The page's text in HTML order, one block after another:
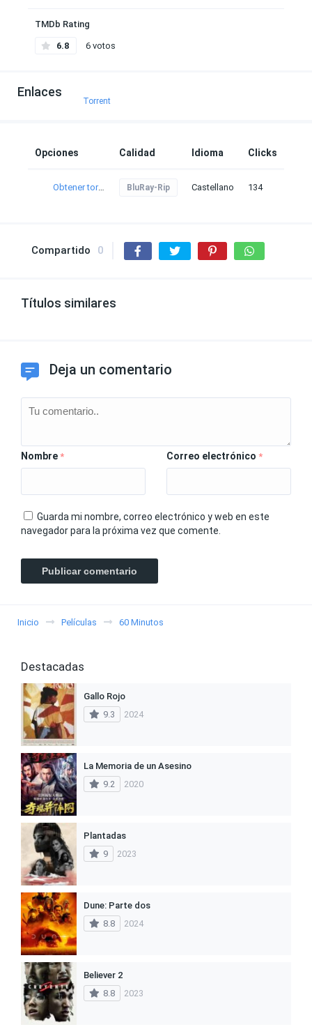
TMDb Rating
6.8 6 votos
Enlaces
Torrent
Opciones Calidad Idioma Clicks
Obtener torrent BluRay-Rip Castellano 134
Compartido 0
Títulos similares
Deja un comentario
Nombre * Correo electrónico *
Guarda mi nombre, correo electrónico y web en este
navegador para la próxima vez que comente.
Inicio Películas 60 Minutos
Destacadas
Gallo Rojo
9.3
2024
La Memoria de un Asesino
9.2
2020
Plantadas
9
2023
Dune: Parte dos
8.8
2024
Believer 2
8.8
2023